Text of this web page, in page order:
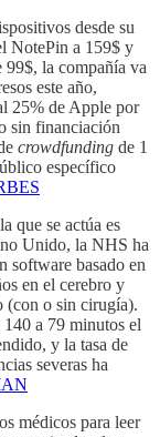
desde su
NotePin a 159$ y
99$, la compañía va
este año,
25% de Apple por
sin financiación
crowdfunding de 1
específico
que se actúa es
Unido, la NHS ha
software basado en
en el cerebro y
(con o sin cirugía).
140 a 79 minutos el
y la tasa de
severas ha
médicos para leer